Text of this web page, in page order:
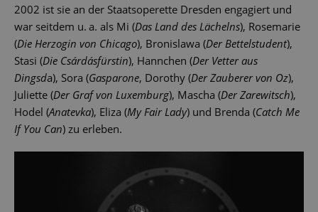
2002 ist sie an der Staatsoperette Dresden engagiert und
war seitdem u. a. als Mi (Das Land des Lächelns), Rosemarie
(Die Herzogin von Chicago), Bronislawa (Der Bettelstudent),
Stasi (Die Csárdásfürstin), Hannchen (Der Vetter aus
Dingsda), Sora (Gasparone, Dorothy (Der Zauberer von Oz),
Juliette (Der Graf von Luxemburg), Mascha (Der Zarewitsch),
Hodel (Anatevka), Eliza (My Fair Lady) und Brenda (Catch Me
If You Can) zu erleben.